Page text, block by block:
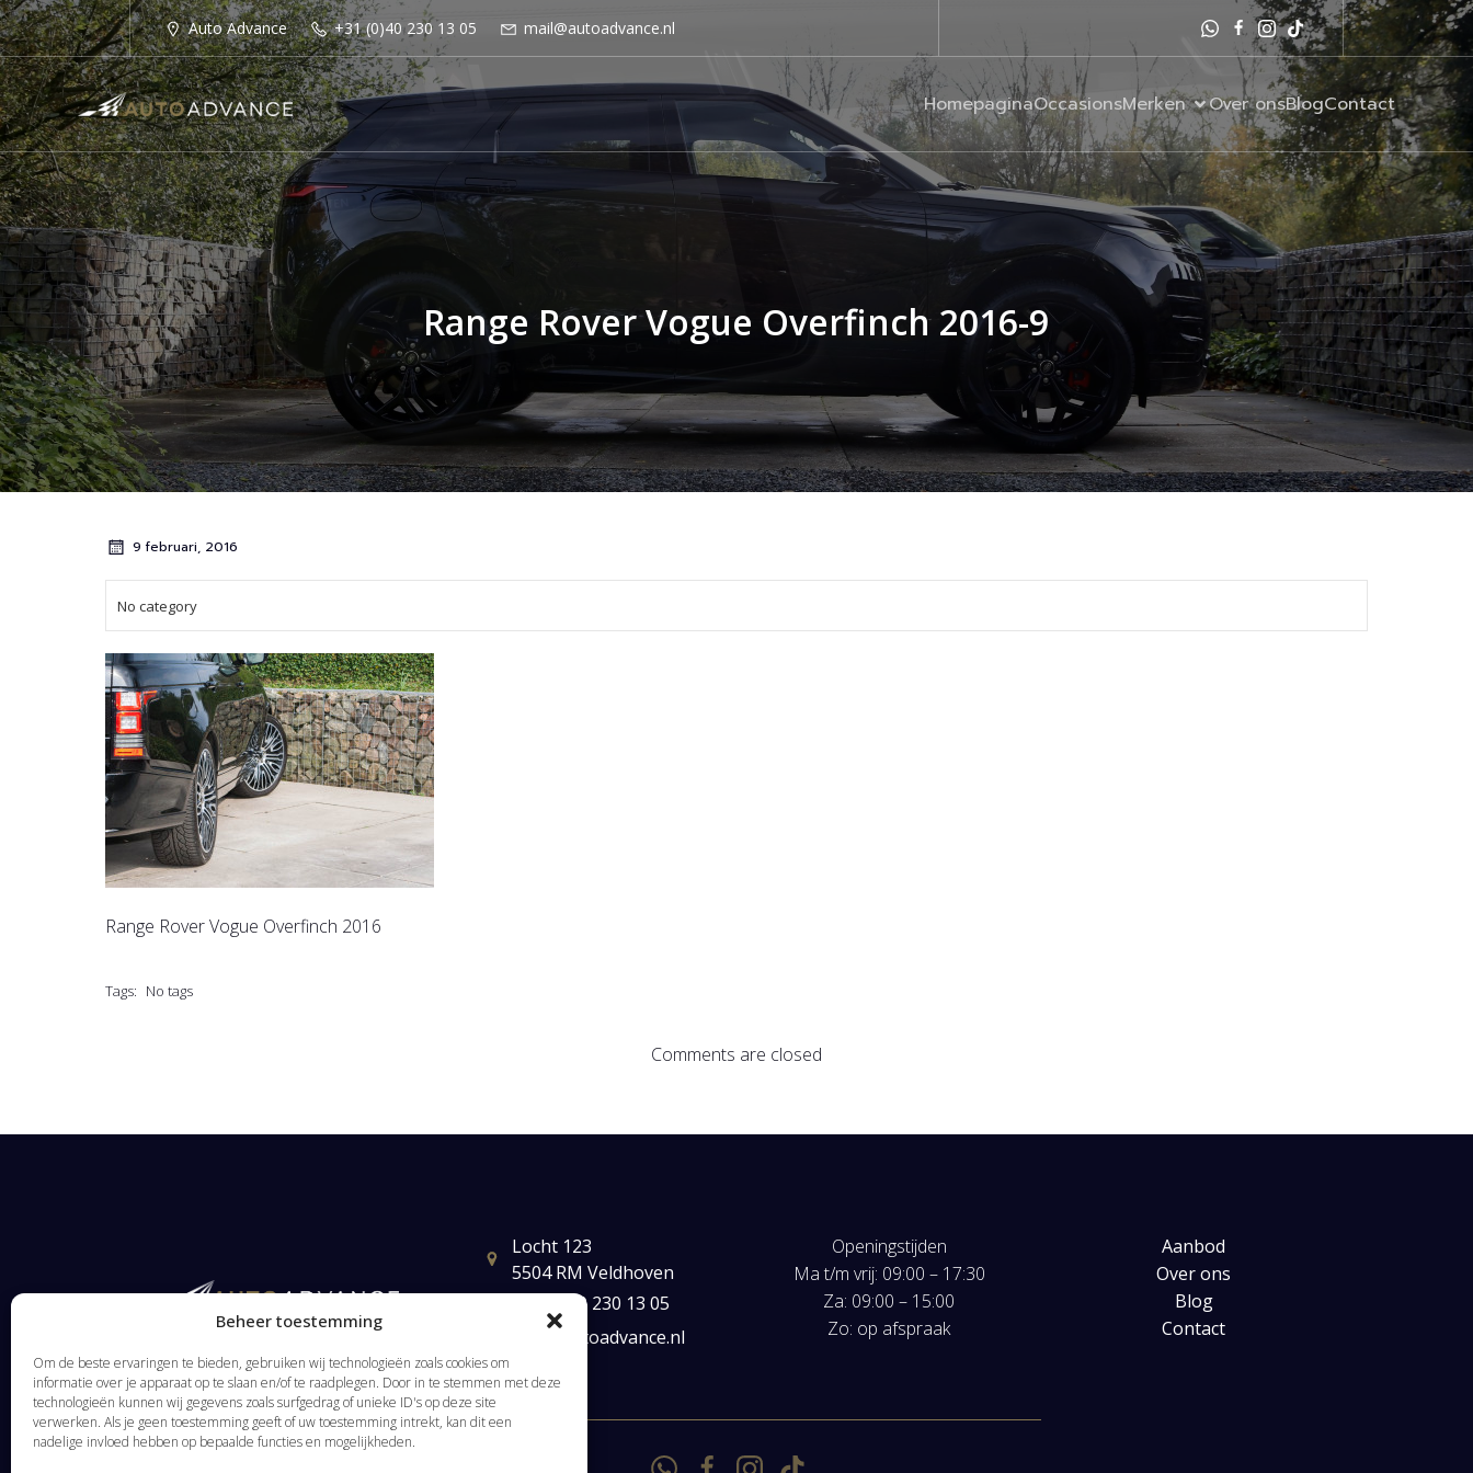
Beheer toestemming
Om de beste ervaringen te bieden, gebruiken wij technologieën zoals cookies om
informatie over je apparaat op te slaan en/of te raadplegen. Door in te stemmen met deze
technologieën kunnen wij gegevens zoals surfgedrag of unieke ID's op deze site
verwerken. Als je geen toestemming geeft of uw toestemming intrekt, kan dit een
nadelige invloed hebben op bepaalde functies en mogelijkheden.
Auto Advance +31 (0)40 230 13 05 mail@autoadvance.nl
HomepaginaOccasionsMerken Over onsBlogContact
Range Rover Vogue Overfinch 2016-9
9 februari, 2016
No category
Range Rover Vogue Overfinch 2016
Tags: No tags
Comments are closed
Locht 123
5504 RM Veldhoven
+31(0) 40 230 13 05
mail@autoadvance.nl
Openingstijden
Ma t/m vrij: 09:00 – 17:30
Za: 09:00 – 15:00
Zo: op afspraak
Aanbod
Over ons
Blog
Contact